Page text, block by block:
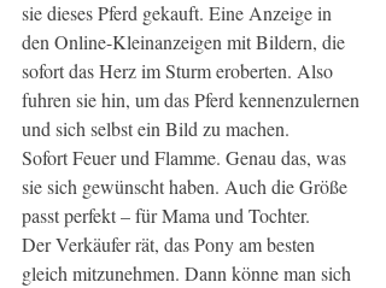
sie dieses Pferd gekauft. Eine Anzeige in
den Online-Kleinanzeigen mit Bildern, die
sofort das Herz im Sturm eroberten. Also
fuhren sie hin, um das Pferd kennenzulernen
und sich selbst ein Bild zu machen.
Sofort Feuer und Flamme. Genau das, was
sie sich gewünscht haben. Auch die Größe
passt perfekt – für Mama und Tochter.
Der Verkäufer rät, das Pony am besten
gleich mitzunehmen. Dann könne man sich